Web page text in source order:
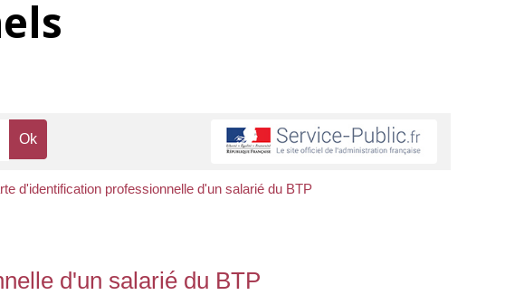
d'identification professionnelle d'un salarié du BTP
d'un salarié du BTP